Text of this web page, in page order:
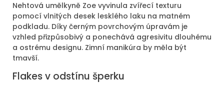
Nehtová umělkyně Zoe vyvinula zvířecí texturu
pomocí vlnitých desek lesklého laku na matném
podkladu. Díky černým povrchovým úpravám je
vzhled přizpůsobivý a ponechává agresivitu dlouhému
a ostrému designu. Zimní manikúra by měla být
tmavší.
Flakes v odstínu šperku